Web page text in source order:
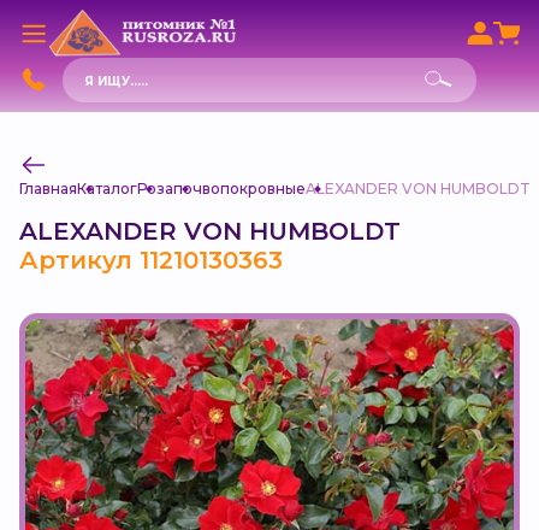
Поиск
товаров
ГлавнаяКаталогРозапочвопокровныеALEXANDER VON HUMBOLDT
ALEXANDER VON HUMBOLDT
Артикул 11210130363